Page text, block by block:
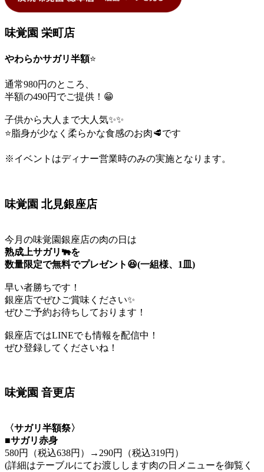
味覚園 栄町店
やわらかサガリ半額⭐️
通常980円のところ、
半額の490円でご提供！😁
子供から大人まで大人気✨✨
⭐️脂身が少なく柔らかな食感のお肉🥩です
※イベントはディナー営業時のみの実施となります。
味覚園 北見銀座店
今月の味覚園銀座店の肉の日は
熟成上サガリ🐃を
数量限定で無料でプレゼント😆(一組様、1皿)
早い者勝ちです！
銀座店でぜひご賞味ください✨
ぜひご予約お待ちしております！
銀座店ではLINEでも情報を配信中！
ぜひ登録してくださいね！
味覚園 音更店
〈サガリ半額祭〉
■サガリ赤身
580円（税込638円）→290円（税込319円）
(詳細はテーブルにてお渡しします肉の日メニューを御覧く